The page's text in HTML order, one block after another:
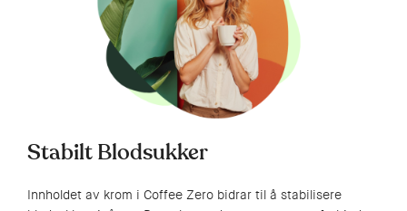
Stabilt Blodsukker
Innholdet av krom i Coffee Zero bidrar til å stabilisere